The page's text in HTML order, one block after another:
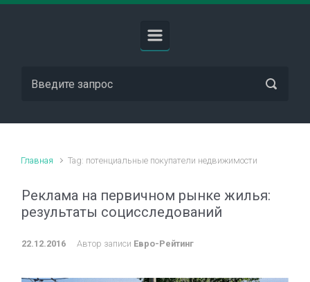
Главная Tag: потенциальные покупатели недвижимости
Реклама на первичном рынке жилья:
результаты социсследований
22.12.2016 Автор записи Евро-Рейтинг